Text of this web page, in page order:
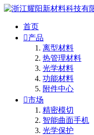
首页
产品
离型材料
热管理材料
光学材料
功能材料
附件中心
市场
精密模切
智能曲面手机
光学保护